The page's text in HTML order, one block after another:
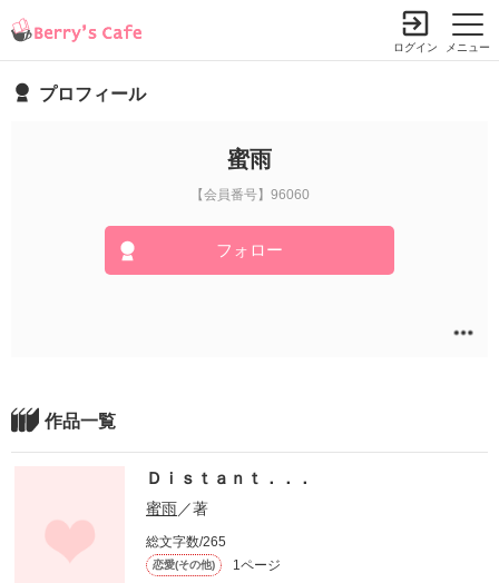
メニュー
ログイン
プロフィール
蜜雨
【会員番号】96060
フォロー
作品一覧
Ｄｉｓｔａｎｔ．．．
蜜雨／著
総文字数/265
恋愛(その他) 1ページ